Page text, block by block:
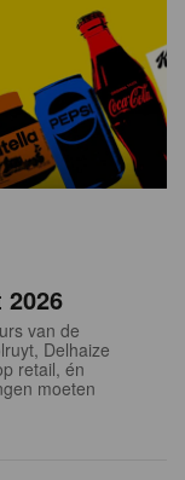
van de
Delhaize
retail, én
moeten